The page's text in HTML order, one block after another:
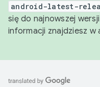
android-latest-
się do najnowszej
informacji znajdziesz w